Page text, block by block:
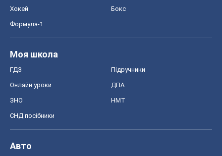
Хокей Бокс
Формула-1
Моя школа
ГДЗ Підручники
Онлайн уроки ДПА
ЗНО НМТ
СНД посібники
Авто